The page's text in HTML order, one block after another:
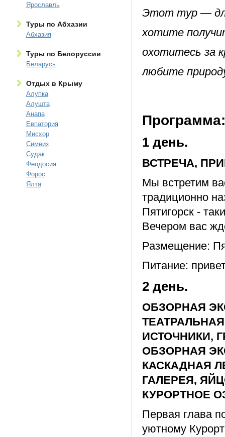
Ярославль
Туры по Абхазии
Абхазия
Туры по Белоруссии
Беларусь
Отдых в Крыму
Алупка
Алушта
Анапа
Евпатория
Мисхор
Симеиз
Судак
Феодосия
Форос
Ялта
Этот тур —
хотите
охотитесь за
любите
Программа:
1 день.
ВСТРЕЧА,
Мы встретим
традиционно
Пятигорск -
Вечером вас
Размещение:
Питание:
2 день.
ОБЗОРНАЯ
ИСТОЧНИКИ,
ОБЗОРНАЯ
КАСКАДНАЯ
ГАЛЕРЕЯ,
КУРОРТНОЕ
Первая глава
уютному